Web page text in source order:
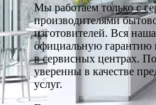
Мы работаем только с
производителями
изготовителей. Вся
официальную гарантию
в сервисных центрах.
уверенны в качестве
услуг.